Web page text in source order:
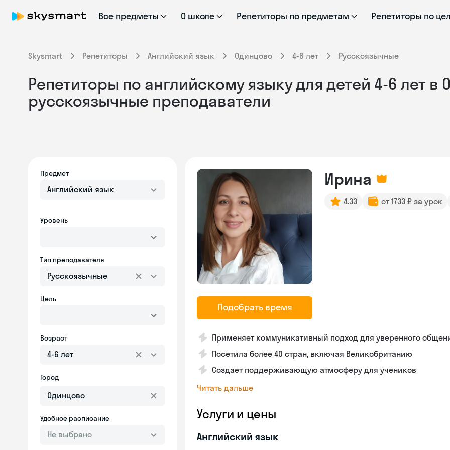
Все предметы О школе Репетиторы по предметам Репетиторы по
Skysmart Репетиторы Английский язык Одинцово 4-6 лет Русскоязычные
Репетиторы по английскому языку для детей 4-6 лет
русскоязычные преподаватели
Предмет
Английский язык
Уровень
Тип преподавателя
Русскоязычные
Цель
Возраст
4-6 лет
Город
Удобное расписание
Не выбрано
Подобрать время
Ирина
4.33 от 1733 ₽ за урок
Применяет коммуникативный подход для уверенного
Посетила более 40 стран, включая Великобританию
Создает поддерживающую атмосферу для учеников
Читать дальше
Услуги и цены
Английский язык